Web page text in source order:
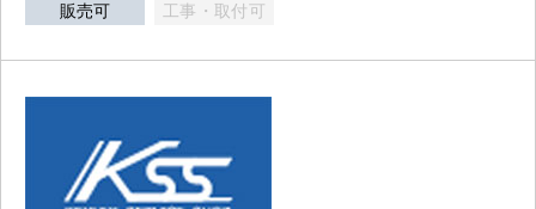
販売可 工事・取付可